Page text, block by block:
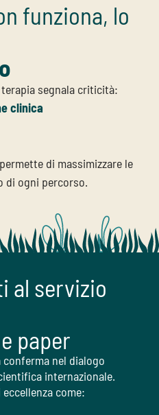
funziona, lo
segnala criticità:
clinica
di massimizzare le
di ogni percorso.
al servizio
paper
conferma nel dialogo
internazionale.
come: